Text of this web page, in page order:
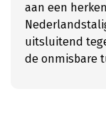
aan een
uitsluitend
de onmisbare